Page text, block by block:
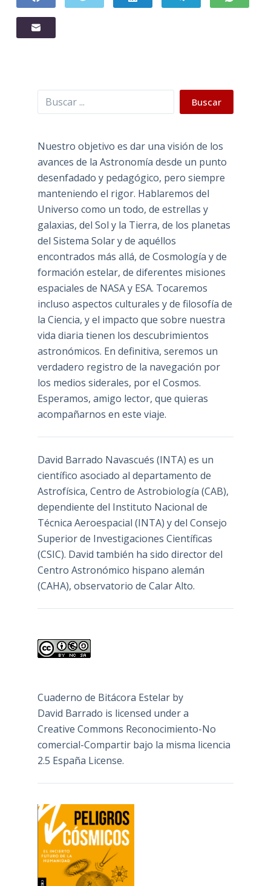
Buscar Buscar
Nuestro objetivo es dar una visión de los
avances de la Astronomía desde un punto
desenfadado y pedagógico, pero siempre
manteniendo el rigor. Hablaremos del
Universo como un todo, de estrellas y
galaxias, del Sol y la Tierra, de los planetas
del Sistema Solar y de aquéllos
encontrados más allá, de Cosmología y de
formación estelar, de diferentes misiones
espaciales de NASA y ESA. Tocaremos
incluso aspectos culturales y de filosofía de
la Ciencia, y el impacto que sobre nuestra
vida diaria tienen los descubrimientos
astronómicos. En definitiva, seremos un
verdadero registro de la navegación por
los medios siderales, por el Cosmos.
Esperamos, amigo lector, que quieras
acompañarnos en este viaje.
David Barrado Navascués (INTA) es un
científico asociado al departamento de
Astrofísica, Centro de Astrobiología (CAB),
dependiente del Instituto Nacional de
Técnica Aeroespacial (INTA) y del Consejo
Superior de Investigaciones Científicas
(CSIC). David también ha sido director del
Centro Astronómico hispano alemán
(CAHA), observatorio de Calar Alto.
Cuaderno de Bitácora Estelarby
David Barrado is licensed under a
Creative Commons Reconocimiento-No
comercial-Compartir bajo la misma licencia
2.5 España License.